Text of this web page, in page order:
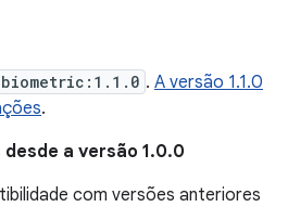
. A versão 1.1.0
.
a versão 1.0.0
com versões anteriores